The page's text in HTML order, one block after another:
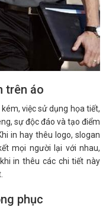
trên áo
việc sử dụng họa tiết,
sự độc đáo và tạo điểm
in hay thêu logo, slogan
mọi người lại với nhau,
in thêu các chi tiết này
phục